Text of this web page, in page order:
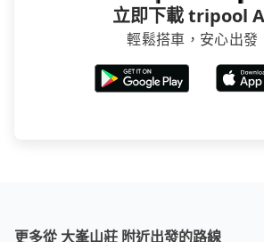
立即下載 tripool
輕鬆搭車，安心出發
更多從 大峯山莊 附近出發的路線